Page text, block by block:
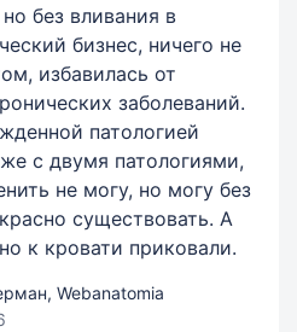
без вливания в
бизнес, ничего не
избавилась от
заболеваний.
патологией
с двумя патологиями,
не могу, но могу без
существовать. А
к кровати приковали.
Webanatomia